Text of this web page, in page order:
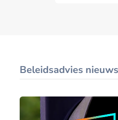
Beleidsadvies nieuws